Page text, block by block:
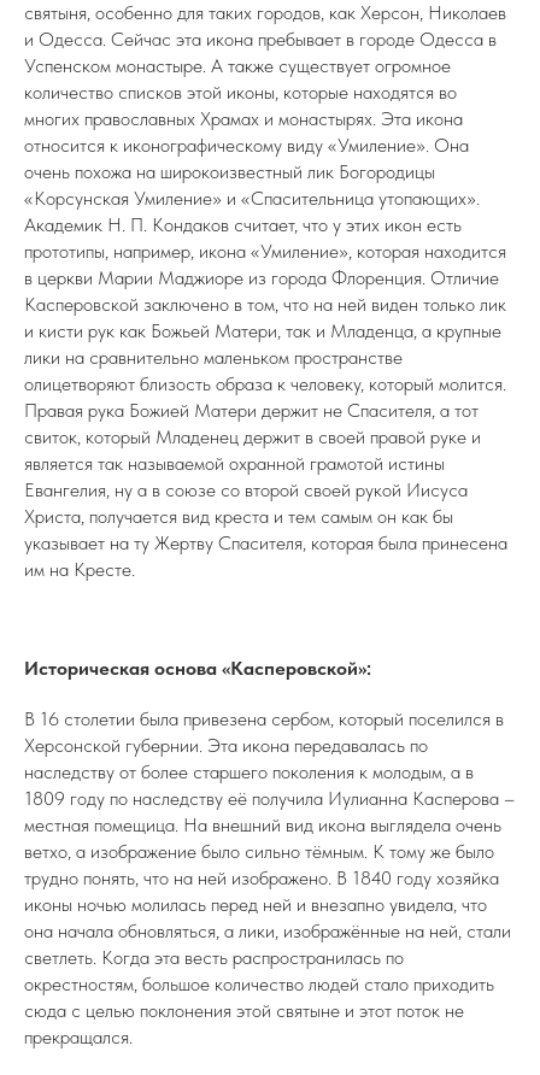
святыня, особенно для таких городов, как Херсон, Николаев
и Одесса. Сейчас эта икона пребывает в городе Одесса в
Успенском монастыре. А также существует огромное
количество списков этой иконы, которые находятся во
многих православных Храмах и монастырях. Эта икона
относится к иконографическому виду «Умиление». Она
очень похожа на широкоизвестный лик Богородицы
«Корсунская Умиление» и «Спасительница утопающих».
Академик Н. П. Кондаков считает, что у этих икон есть
прототипы, например, икона «Умиление», которая находится
в церкви Марии Маджиоре из города Флоренция. Отличие
Касперовской заключено в том, что на ней виден только лик
и кисти рук как Божьей Матери, так и Младенца, а крупные
лики на сравнительно маленьком пространстве
олицетворяют близость образа к человеку, который молится.
Правая рука Божией Матери держит не Спасителя, а тот
свиток, который Младенец держит в своей правой руке и
является так называемой охранной грамотой истины
Евангелия, ну а в союзе со второй своей рукой Иисуса
Христа, получается вид креста и тем самым он как бы
указывает на ту Жертву Спасителя, которая была принесена
им на Кресте.
Историческая основа «Касперовской»:
В 16 столетии была привезена сербом, который поселился в
Херсонской губернии. Эта икона передавалась по
наследству от более старшего поколения к молодым, а в
1809 году по наследству её получила Иулианна Касперова –
местная помещица. На внешний вид икона выглядела очень
ветхо, а изображение было сильно тёмным. К тому же было
трудно понять, что на ней изображено. В 1840 году хозяйка
иконы ночью молилась перед ней и внезапно увидела, что
она начала обновляться, а лики, изображённые на ней, стали
светлеть. Когда эта весть распространилась по
окрестностям, большое количество людей стало приходить
сюда с целью поклонения этой святыне и этот поток не
прекращался.